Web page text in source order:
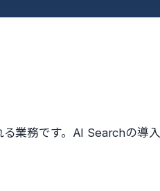
業務です。AI Searchの導入